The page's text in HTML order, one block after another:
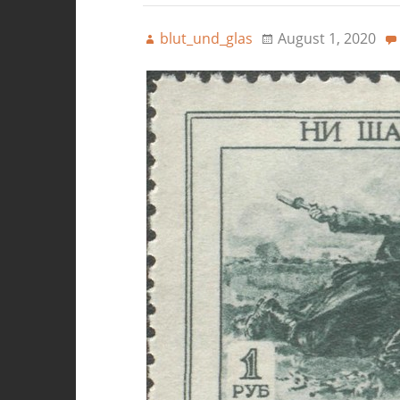
blut_und_glas August 1, 2020